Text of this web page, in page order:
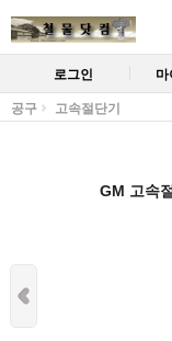
로그인 마
공구 고속절단기
GM 고속